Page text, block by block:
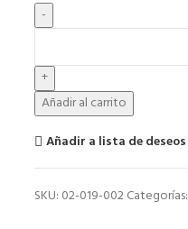
Añadir al carrito
Añadir a lista de deseos
SKU: 02-019-002Categorías: